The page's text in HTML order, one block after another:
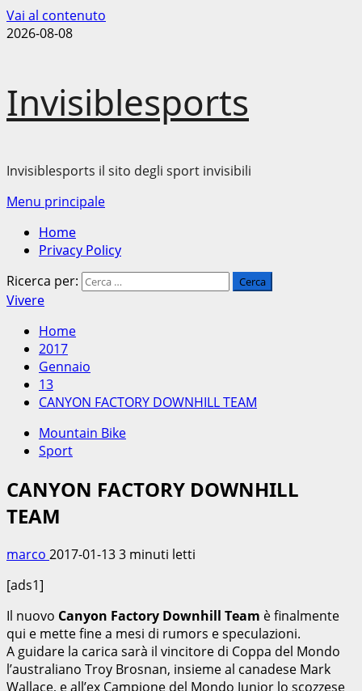
Vai al contenuto
2026-08-08
Invisiblesports
Invisiblesports il sito degli sport invisibili
Menu principale
Home
Privacy Policy
Ricerca per:
Vivere
Home
2017
Gennaio
13
CANYON FACTORY DOWNHILL TEAM
Mountain Bike
Sport
CANYON FACTORY DOWNHILL
TEAM
marco 2017-01-133 minuti letti
[ads1]
Il nuovo Canyon Factory Downhill Team è finalmente
qui e mette fine a mesi di rumors e speculazioni.
A guidare la carica sarà il vincitore di Coppa del Mondo
l’australiano Troy Brosnan, insieme al canadese Mark
Wallace, e all’ex Campione del Mondo Junior lo scozzese